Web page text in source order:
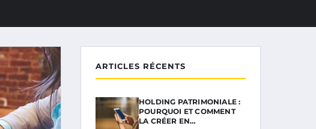
ARTICLES RÉCENTS
HOLDING PATRIMONIALE :
POURQUOI ET COMMENT
LA CRÉER EN…